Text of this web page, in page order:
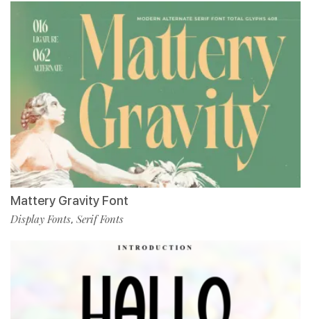
Mattery Gravity Font
Display Fonts, Serif Fonts